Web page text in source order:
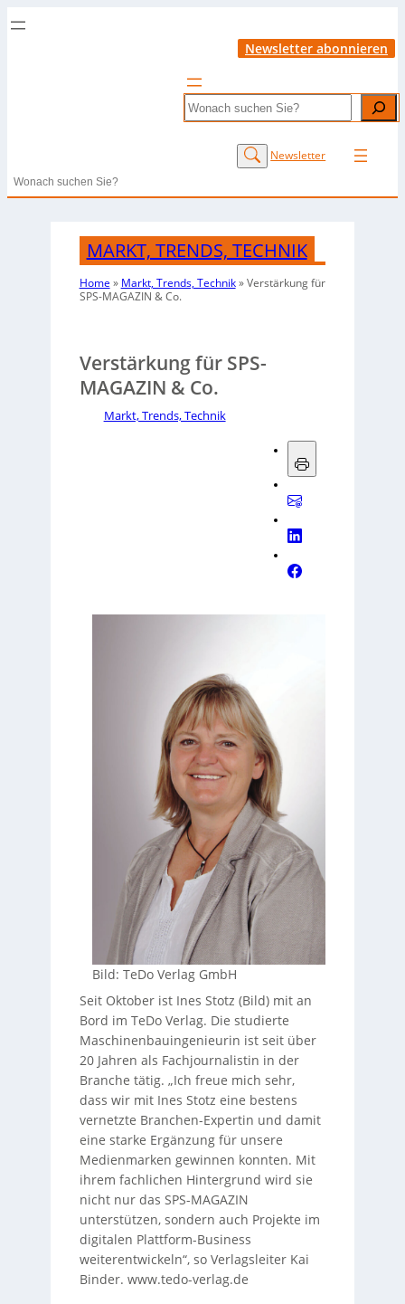
Newsletter abonnieren
Search
Newsletter
Search
MARKT, TRENDS, TECHNIK
Home » Markt, Trends, Technik»Verstärkung für
SPS-MAGAZIN & Co.
Verstärkung für SPS-
MAGAZIN & Co.
Markt, Trends, Technik
Bild: TeDo Verlag GmbH
Seit Oktober ist Ines Stotz (Bild) mit an
Bord im TeDo Verlag. Die studierte
Maschinenbauingenieurin ist seit über
20 Jahren als Fachjournalistin in der
Branche tätig. „Ich freue mich sehr,
dass wir mit Ines Stotz eine bestens
vernetzte Branchen-Expertin und damit
eine starke Ergänzung für unsere
Medienmarken gewinnen konnten. Mit
ihrem fachlichen Hintergrund wird sie
nicht nur das SPS-MAGAZIN
unterstützen, sondern auch Projekte im
digitalen Plattform-Business
weiterentwickeln“, so Verlagsleiter Kai
Binder. www.tedo-verlag.de